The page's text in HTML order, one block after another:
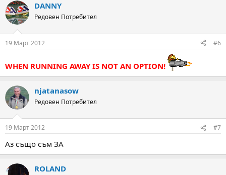
c
t
i
s
DANNY
Редовен Потребител
19 Март 2012 #6
WHEN RUNNING AWAY IS NOT AN OPTION!
njatanasow
Редовен Потребител
19 Март 2012 #7
Аз също съм ЗА
ROLAND